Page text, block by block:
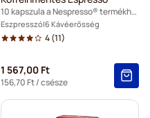
10 kapszula a Nespresso® termékhez
Eszpresszó 6 Kávéerősség
4(11)
1 567,00 Ft
156,70 Ft/ csésze